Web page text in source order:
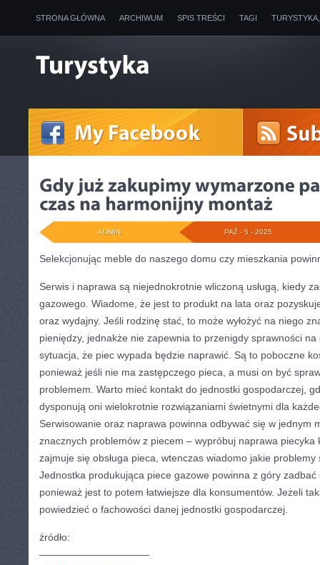
STRONA GŁÓWNA ARCHIWUM SPIS TREŚCI TAGI
PAŹ - 5 - 2025
ADMIN
Selekcjonując meble do naszego domu czy mieszkania
Serwis i naprawa są niejednokrotnie wliczoną usługą, kiedy
gazowego. Wiadome, że jest to produkt na lata oraz
oraz wydajny. Jeśli rodzinę stać, to może wyłożyć na niego
pieniędzy, jednakże nie zapewnia to przenigdy sprawności na
sytuacja, że piec wypada będzie naprawić. Są to poboczne
ponieważ jeśli nie ma zastępczego pieca, a musi on być
problemem. Warto mieć kontakt do jednostki gospodarczej,
dysponują oni wielokrotnie rozwiązaniami świetnymi dla
Serwisowanie oraz naprawa powinna odbywać się w jednym
znacznych problemów z piecem – wypróbuj naprawa piecyka
zajmuje się obsługa pieca, wtenczas wiadomo jakie
Jednostka produkująca piece gazowe powinna z góry zadbać
ponieważ jest to potem łatwiejsze dla konsumentów. Jeżeli
powiedzieć o fachowości danej jednostki gospodarczej.
źródło:
———————————